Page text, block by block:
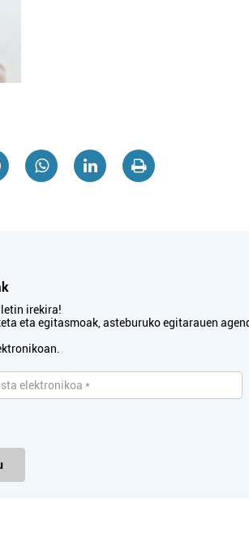
irekira!
eta egitasmoak, asteburuko egitarauen